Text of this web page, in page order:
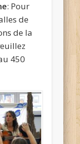
: Pour
de
de la
450